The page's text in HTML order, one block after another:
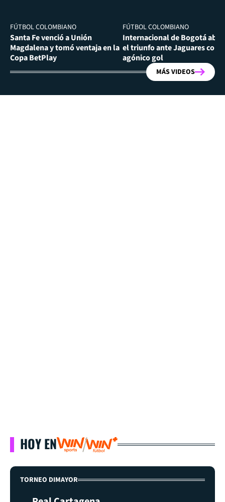
FÚTBOL COLOMBIANO
Santa Fe venció a Unión
Magdalena y tomó ventaja en la
Copa BetPlay
FÚTBOL COLOMBIANO
Internacional de Bogotá
el triunfo ante Jaguares con
agónico gol
MÁS VIDEOS
HOY EN
TORNEO DIMAYOR